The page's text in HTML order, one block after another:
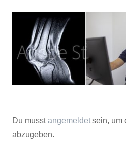
Du musstangemeldet sein, um
abzugeben.